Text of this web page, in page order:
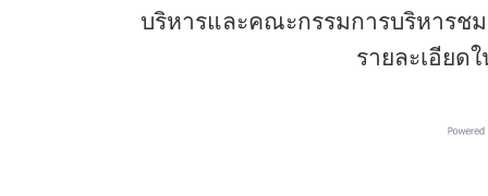
บริหารและคณะกรรมการบริหารช
รายละเอียด